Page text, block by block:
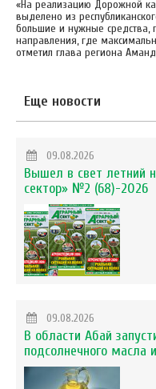
«На реализацию Дорожной
выделено из
большие и нужные средства,
направления, где
отметил глава региона
Еще новости
09.08.2026
Вышел в свет летний
сектор» №2 (68)-2026
09.08.2026
В области Абай
подсолнечного масла